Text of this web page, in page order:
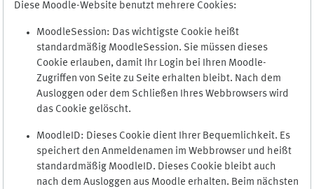
Diese Moodle-Website benutzt mehrere Cookies:
MoodleSession: Das wichtigste Cookie heißt
standardmäßig MoodleSession. Sie müssen dieses
Cookie erlauben, damit Ihr Login bei Ihren Moodle-
Zugriffen von Seite zu Seite erhalten bleibt. Nach dem
Ausloggen oder dem Schließen Ihres Webbrowsers wird
das Cookie gelöscht.
MoodleID: Dieses Cookie dient Ihrer Bequemlichkeit. Es
speichert den Anmeldenamen im Webbrowser und heißt
standardmäßig MoodleID. Dieses Cookie bleibt auch
nach dem Ausloggen aus Moodle erhalten. Beim nächsten